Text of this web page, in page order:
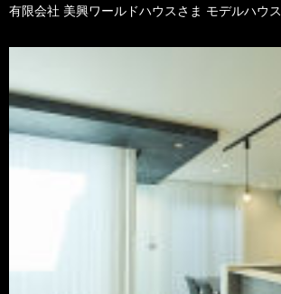
有限会社 美興ワールドハウスさま モデルハウス